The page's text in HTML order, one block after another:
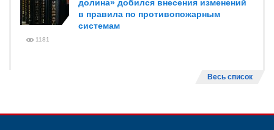
долина» добился внесения изменений
в правила по противопожарным
системам
1181
Весь список